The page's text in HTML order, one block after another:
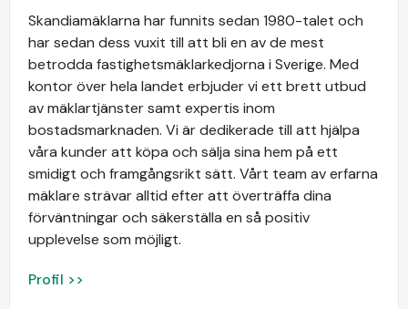
Skandiamäklarna har funnits sedan 1980-talet och
har sedan dess vuxit till att bli en av de mest
betrodda fastighetsmäklarkedjorna i Sverige. Med
kontor över hela landet erbjuder vi ett brett utbud
av mäklartjänster samt expertis inom
bostadsmarknaden. Vi är dedikerade till att hjälpa
våra kunder att köpa och sälja sina hem på ett
smidigt och framgångsrikt sätt. Vårt team av erfarna
mäklare strävar alltid efter att överträffa dina
förväntningar och säkerställa en så positiv
upplevelse som möjligt.
Profil >>